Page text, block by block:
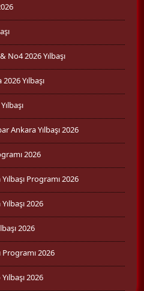
2026 Yılbaşı
Yılbaşı
Ankara Yılbaşı 2026
2026
Programı 2026
2026
2026
Programı 2026
2026